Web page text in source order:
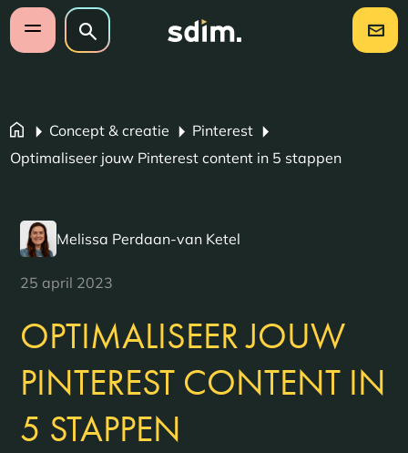
Navigatie overslaan
Open mobiel menu
Zoeken op website
Zoeken
Concept & creatie
Pinterest
Optimaliseer jouw Pinterest content in 5 stappen
Melissa Perdaan-van Ketel
25 april 2023
OPTIMALISEER JOUW
PINTEREST CONTENT IN
5 STAPPEN